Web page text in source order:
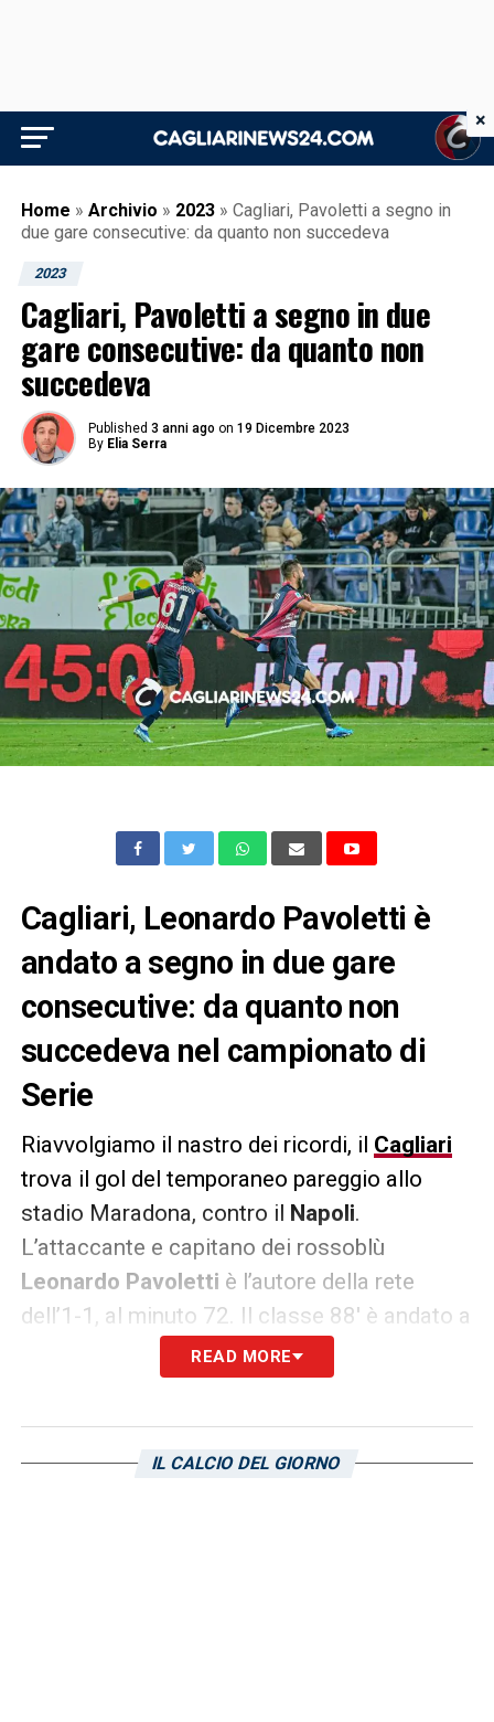
Home » Archivio » 2023 » Cagliari, Pavoletti a segno in
due gare consecutive: da quanto non succedeva
2023
Cagliari, Pavoletti a segno in due
gare consecutive: da quanto non
succedeva
Published 3 anni ago on 19 Dicembre 2023
By Elia Serra
Cagliari, Leonardo Pavoletti è
andato a segno in due gare
consecutive: da quanto non
succedeva nel campionato di
Serie
Riavvolgiamo il nastro dei ricordi, il Cagliari
trova il gol del temporaneo pareggio allo
stadio Maradona, contro il Napoli.
L’attaccante e capitano dei rossoblù
Leonardo Pavoletti è l’autore della rete
dell’1-1, al minuto 72. Il classe 88′ è andato a
segno in due gare consecutive: non
succedeva da due anni nel campionato di
Sampdoria e Bologna), sottolinea il
READ MORE
IL CALCIO DEL GIORNO
×